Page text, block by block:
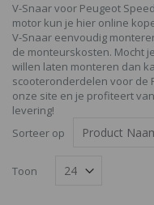
V-Snaar voor Peugeot
motor kun je hier online
V-Snaar eenvoudig
de monteurskosten. Mocht
willen laten monteren dan
scooteronderdelen voor de
onze site en je profiteert
levering!
Sorteer op
Toon